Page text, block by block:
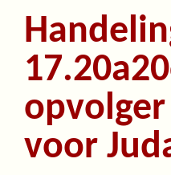
opvolger
voor